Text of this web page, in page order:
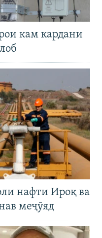
кам кардани
нафти Ироқ ва
меҷӯяд